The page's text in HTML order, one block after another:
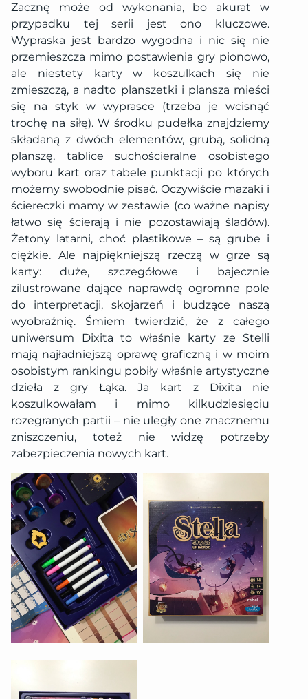
Zacznę może od wykonania, bo akurat w
przypadku tej serii jest ono kluczowe.
Wypraska jest bardzo wygodna i nic się nie
przemieszcza mimo postawienia gry pionowo,
ale niestety karty w koszulkach się nie
zmieszczą, a nadto planszetki i plansza mieści
się na styk w wyprasce (trzeba je wcisnąć
trochę na siłę). W środku pudełka znajdziemy
składaną z dwóch elementów, grubą, solidną
planszę, tablice suchościeralne osobistego
wyboru kart oraz tabele punktacji po których
możemy swobodnie pisać. Oczywiście mazaki i
ściereczki mamy w zestawie (co ważne napisy
łatwo się ścierają i nie pozostawiają śladów).
Żetony latarni, choć plastikowe – są grube i
ciężkie. Ale najpiękniejszą rzeczą w grze są
karty: duże, szczegółowe i bajecznie
zilustrowane dające naprawdę ogromne pole
do interpretacji, skojarzeń i budzące naszą
wyobraźnię. Śmiem twierdzić, że z całego
uniwersum Dixita to właśnie karty ze Stelli
mają najładniejszą oprawę graficzną i w moim
osobistym rankingu pobiły właśnie artystyczne
dzieła z gry Łąka. Ja kart z Dixita nie
koszulkowałam i mimo kilkudziesięciu
rozegranych partii – nie uległy one znacznemu
zniszczeniu, toteż nie widzę potrzeby
zabezpieczenia nowych kart.